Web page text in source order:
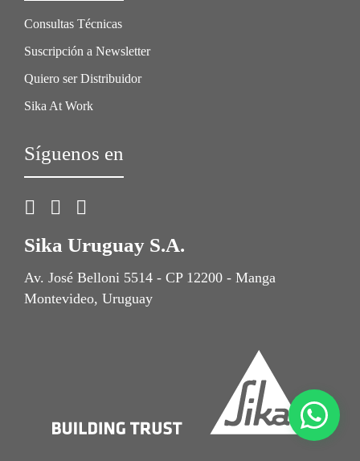
Consultas Técnicas
Suscripción a Newsletter
Quiero ser Distribuidor
Sika At Work
Síguenos en
Sika Uruguay S.A.
Av. José Belloni 5514 - CP 12200 - Manga
Montevideo, Uruguay